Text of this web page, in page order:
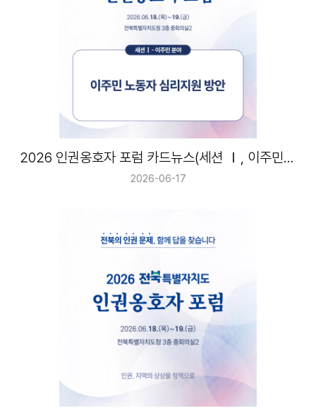
2026 인권옹호자 포럼 카드뉴스(세션 Ⅰ, 이주민 분야)
2026-06-17